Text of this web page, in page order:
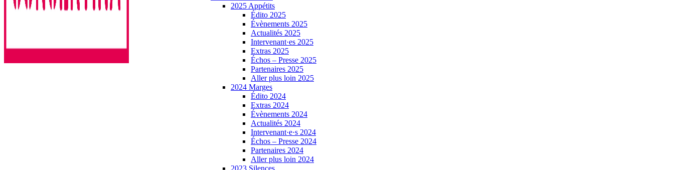
2025 Appétits
Édito 2025
Évènements 2025
Actualités 2025
Intervenant·es 2025
Extras 2025
Échos – Presse 2025
Partenaires 2025
Aller plus loin 2025
2024 Marges
Édito 2024
Extras 2024
Évènements 2024
Actualités 2024
Intervenant·e·s 2024
Échos – Presse 2024
Partenaires 2024
Aller plus loin 2024
2023 Silences